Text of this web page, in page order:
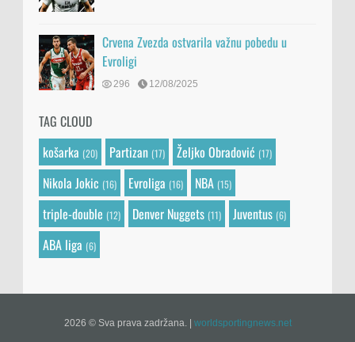
Crvena Zvezda ostvarila važnu pobedu u
Evroligi
296 12/08/2025
TAG CLOUD
košarka (20) Partizan (17) Željko Obradović (17)
Nikola Jokic (16) Evroliga (16) NBA (15)
triple-double (12) Denver Nuggets (11) Juventus (6)
ABA liga (6)
2026 © Sva prava zadržana. worldsportingnews.net